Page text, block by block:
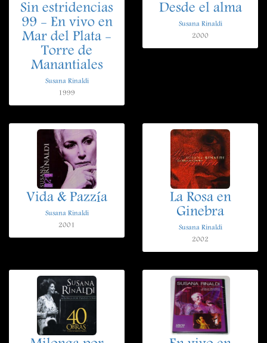
Sin estridencias
99 - En vivo en
Mar del Plata -
Torre de
Manantiales
Susana Rinaldi
1999
Desde el alma
Susana Rinaldi
2000
Vida & Pazzía
Susana Rinaldi
2001
La Rosa en
Ginebra
Susana Rinaldi
2002